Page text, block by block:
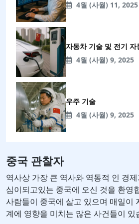
4월 (사월) 11, 2025
자동차 기술 및 전기 자
4월 (사월) 9, 2025
우주 기술
4월 (사월) 9, 2025
중국 관찰자
역사상 가장 큰 역사와 역동적 인 경
심이되고있는 중국에 오신 것을 환영
사람들이 중국에 살고 있으며 매일이
계에 영향을 미치는 많은 사건들이 있